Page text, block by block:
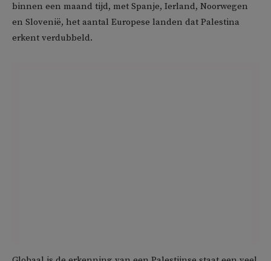
binnen een maand tijd, met Spanje, Ierland, Noorwegen
en Slovenië, het aantal Europese landen dat Palestina
erkent verdubbeld.